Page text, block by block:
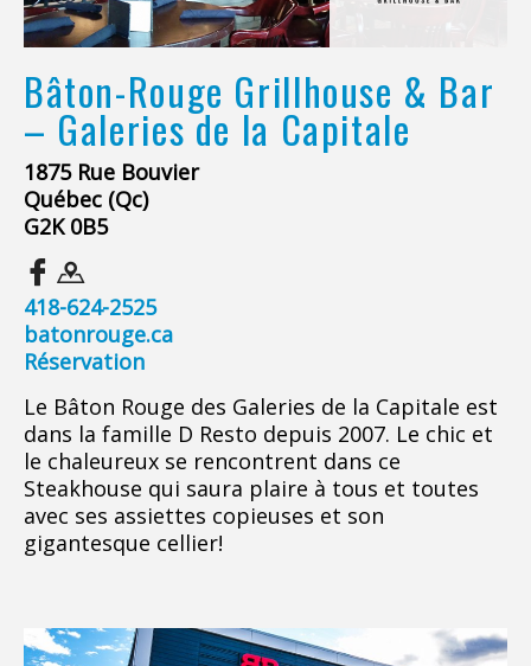
Bâton-Rouge Grillhouse & Bar
– Galeries de la Capitale
1875 Rue Bouvier
Québec (Qc)
G2K 0B5
418-624-2525
batonrouge.ca
Réservation
Le Bâton Rouge des Galeries de la Capitale est
dans la famille D Resto depuis 2007. Le chic et
le chaleureux se rencontrent dans ce
Steakhouse qui saura plaire à tous et toutes
avec ses assiettes copieuses et son
gigantesque cellier!